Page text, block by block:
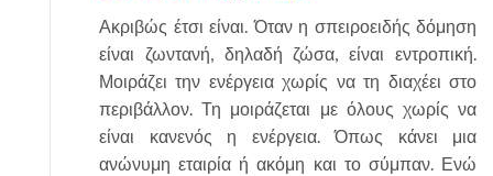
Ακριβώς έτσι είναι. Όταν η σπειροειδής δόμηση
είναι ζωντανή, δηλαδή ζώσα, είναι εντροπική.
Μοιράζει την ενέργεια χωρίς να τη διαχέει στο
περιβάλλον. Τη μοιράζεται με όλους χωρίς να
είναι κανενός η ενέργεια. Όπως κάνει μια
ανώνυμη εταιρία ή ακόμη και το σύμπαν. Ενώ